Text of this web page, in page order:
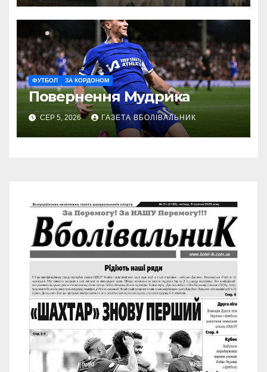
ФУТБОЛ ЗА КОРДОНОМ
Повернення Мудрика
СЕР 5, 2026 ГАЗЕТА ВБОЛІВАЛЬНИК